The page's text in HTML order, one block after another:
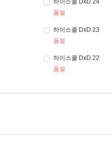
하이스쿨 DxD 24
품절
하이스쿨 DxD 23
품절
하이스쿨 DxD 22
품절